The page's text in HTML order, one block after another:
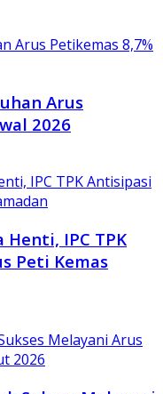
Arus
2026
IPC TPK
Peti Kemas